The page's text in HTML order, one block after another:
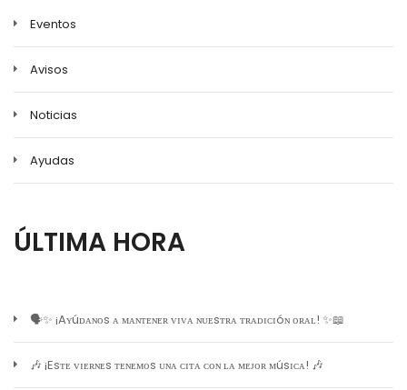
Eventos
Avisos
Noticias
Ayudas
ÚLTIMA HORA
🗣️✨ ¡Aʏúᴅᴀɴᴏs ᴀ ᴍᴀɴᴛᴇɴᴇʀ ᴠɪᴠᴀ ɴᴜᴇsᴛʀᴀ ᴛʀᴀᴅɪᴄɪóɴ ᴏʀᴀʟ! ✨📖
🎶 ¡Esᴛᴇ ᴠɪᴇʀɴᴇs ᴛᴇɴᴇᴍᴏs ᴜɴᴀ ᴄɪᴛᴀ ᴄᴏɴ ʟᴀ ᴍᴇᴊᴏʀ ᴍúsɪᴄᴀ! 🎶